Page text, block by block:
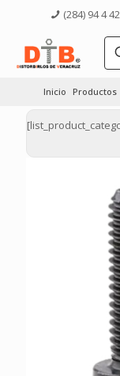
(284) 94 4
Inicio Productos